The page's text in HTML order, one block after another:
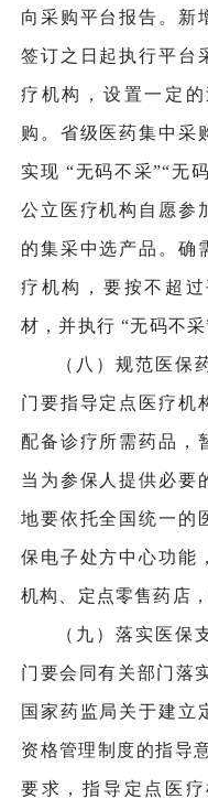
向采购平台报告。新
签订之日起执行平台
疗机构，设置一定
购。省级医药集中采
实现 “无码不采”“无
公立医疗机构自愿参
的集采中选产品。确
疗机构，要按不超
材，并执行 “无码不采
（八）规范医保
门要指导定点医疗机
配备诊疗所需药品，
当为参保人提供必要
地要依托全国统一的
保电子处方中心功能
机构、定点零售药店
（九）落实医保
门要会同有关部门落
国家药监局关于建立
资格管理制度的指导
要求，指导定点医